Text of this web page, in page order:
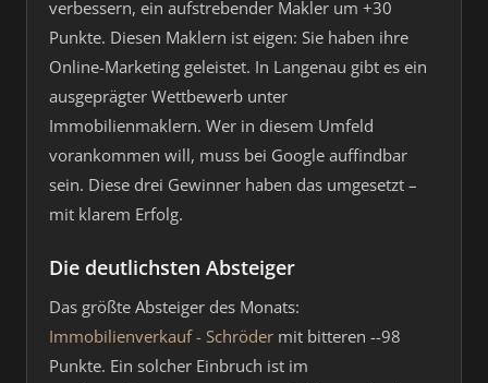
verbessern, ein aufstrebender Makler um +30
Punkte. Diesen Maklern ist eigen: Sie haben ihre
Online-Marketing geleistet. In Langenau gibt es ein
ausgeprägter Wettbewerb unter
Immobilienmaklern. Wer in diesem Umfeld
vorankommen will, muss bei Google auffindbar
sein. Diese drei Gewinner haben das umgesetzt –
mit klarem Erfolg.
Die deutlichsten Absteiger
Das größte Absteiger des Monats:
Immobilienverkauf - Schröder mit bitteren --98
Punkte. Ein solcher Einbruch ist im